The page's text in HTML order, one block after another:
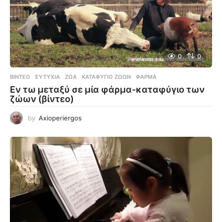
0 0
ΒΊΝΤΕΟ ΕΥΤΥΧΊΑ ,ΖΏΑ ,ΚΑΤΑΦΎΓΙΟ ΖΏΩΝ ,ΦΆΡΜΑ
Εν τω μεταξύ σε μία φάρμα-καταφύγιο των
ζώων (βίντεο)
by Axioperiergos